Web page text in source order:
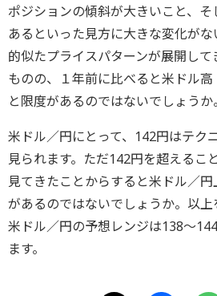
ポジションの傾斜が大きいこと、
あるといった見方に大きな変化が
的似たプライスパターンが展開し
ものの、１年前に比べると米ドル
と限度があるのではないでしょうか。
米ドル／円にとって、142円はテク
見られます。ただ142円を超えるこ
見てきたことからすると米ドル／
があるのではないでしょうか。以
米ドル／円の予想レンジは138～
ます。